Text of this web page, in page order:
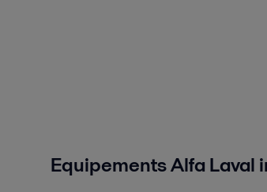
Equipements Alfa Laval